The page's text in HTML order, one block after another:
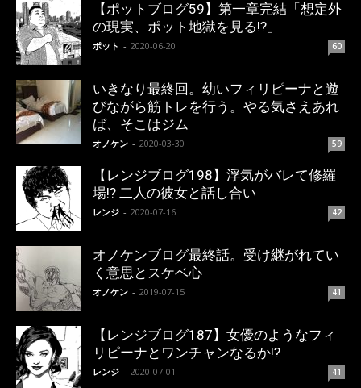
【ポットブログ59】第一章完結「想定外
の現実、ポット地獄を見る!?」
ポット - 2020-06-20 60
いきなり最終回。幼いフィリピーナと遊
びながら筋トレを行う。やる気さえあれ
ば、そこはジム
オノケン - 2020-03-30 59
【レンジブログ198】浮気がバレて修羅
場!? 二人の彼女と話し合い
レンジ - 2020-07-16 42
オノケンブログ最終話。受け継がれてい
く意思とスケベ心
オノケン - 2019-07-15 41
【レンジブログ187】女優のようなフィ
リピーナとワンチャンなるか!?
レンジ - 2020-07-01 41